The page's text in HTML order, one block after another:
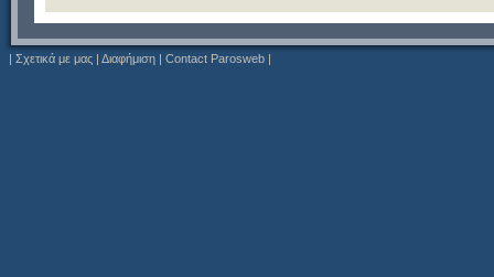
| Σχετικά με μας | Διαφήμιση | Contact Parosweb |